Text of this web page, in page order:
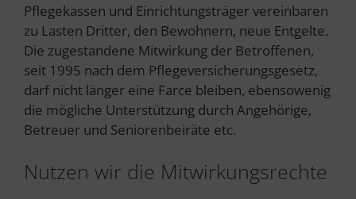
Pflegekassen und Einrichtungsträger vereinbaren
zu Lasten Dritter, den Bewohnern, neue Entgelte.
Die zugestandene Mitwirkung der Betroffenen,
seit 1995 nach dem Pflegeversicherungsgesetz,
darf nicht länger eine Farce bleiben, ebensowenig
die mögliche Unterstützung durch Angehörige,
Betreuer und Seniorenbeiräte etc.
Nutzen wir die Mitwirkungsrechte